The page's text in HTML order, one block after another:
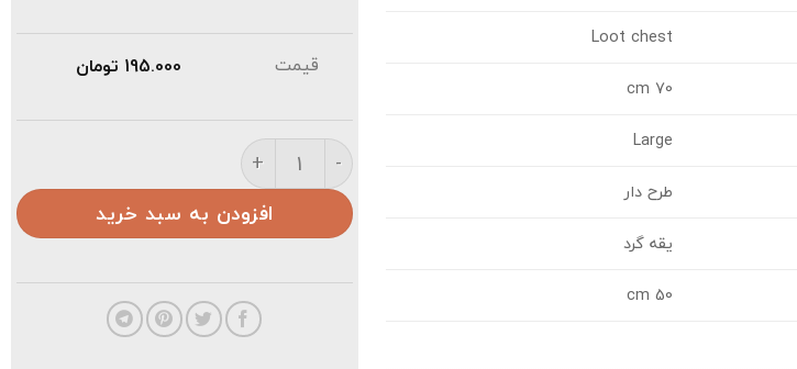
Loot chest
70 cm
Large
طرح دار
یقه گرد
50 cm
قیمت 195.000 تومان
تیشرت مردانه عدد
افزودن به سبد خرید